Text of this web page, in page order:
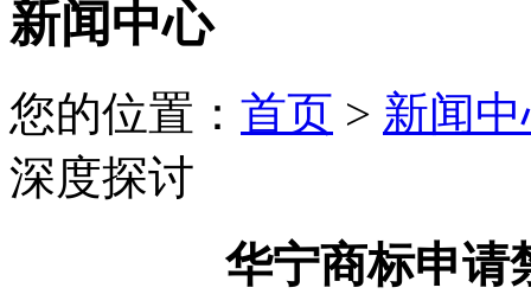
新闻中心
您的位置： 首页 > 新闻
深度探讨
华宁商标申请